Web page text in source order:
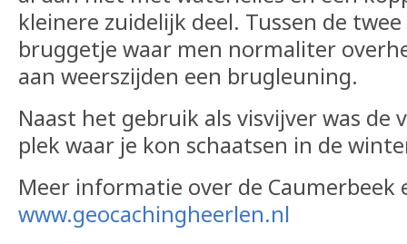
kleinere zuidelijk deel. Tussen de
bruggetje waar men normaliter
aan weerszijden een brugleuning.
Naast het gebruik als visvijver was de
plek waar je kon schaatsen in de
Meer informatie over de Caumerbeek
www.geocachingheerlen.nl